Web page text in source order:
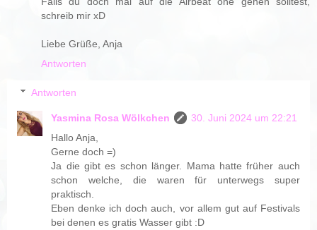
schreib mir xD
Liebe Grüße, Anja
Antworten
Antworten
Yasmina Rosa Wölkchen
30. Juni 2024 um 22:21
Hallo Anja,
Gerne doch =)
Ja die gibt es schon länger. Mama hatte früher auch
schon welche, die waren für unterwegs super
praktisch.
Eben denke ich doch auch, vor allem gut auf Festivals
bei denen es gratis Wasser gibt :D